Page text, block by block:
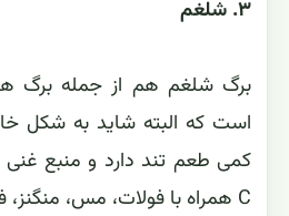
۳. شلغم
برگ شلغم هم از جمله برگ
است که البته شاید به شکل
C همراه با فولات، مس، منگنز، فیبر، و کلسیم است.